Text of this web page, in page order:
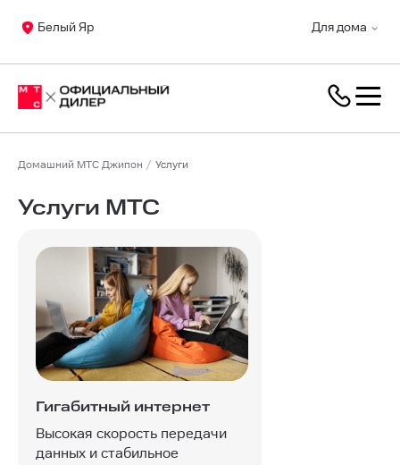
Для дома
Белый Яр
Домашний МТС Джипон Услуги
Услуги МТС
Гигабитный интернет
Высокая скорость передачи
данных и стабильное